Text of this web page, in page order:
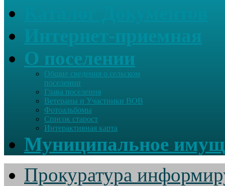
О поселении
Общие сведения о сельском
поселении
Глава поселения
Ветераны и Участники ВОВ
Фотоальбомы
Список старост
Интерактивная карта
Муниципальное
Прокуратура